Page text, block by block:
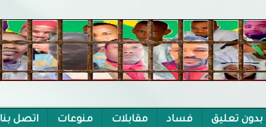
بدون تعليق فساد مقابلات منوعات اتصل بنا